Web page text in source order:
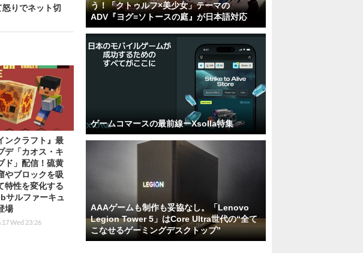
りでネット切
ンクラフト』最
デ「カオス・キ
ド」配信！硫黄
やブロックを吸
特性を変化する
サルファーキュ
場
Wed 23:26
う！「クトゥルフ×美少女」テーマの
ADV『ヨグ=ソトースの庭』が日本語対応
ゲームコマースの最前線ーXsolla特集
AAAゲームも制作も妥協なし。「Lenovo
Legion Tower 5」はCore Ultra世代の“全て
こなせるゲーミングデスクトップ”